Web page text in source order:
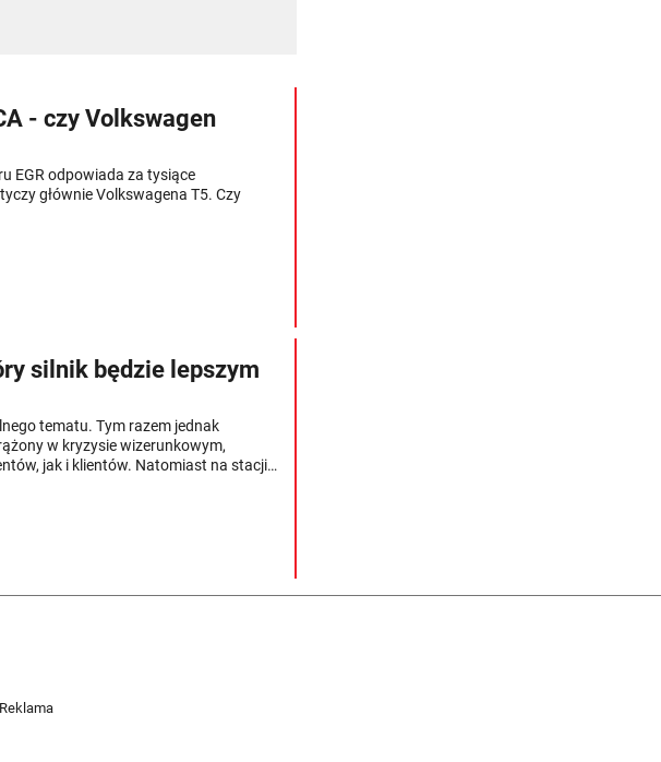
- czy Volkswagen
EGR odpowiada za tysiące
głównie Volkswagena T5. Czy
silnik będzie lepszym
tematu. Tym razem jednak
w kryzysie wizerunkowym,
jak i klientów. Natomiast na stacji
Reklama